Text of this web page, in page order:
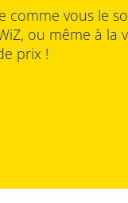
comme vous le
ou même à la
prix !